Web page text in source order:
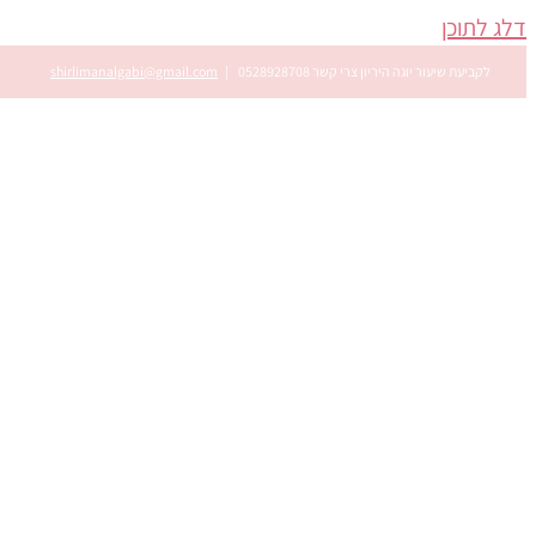
דלג לתוכן
לקביעת שיעור יוגה היריון צרי קשר 0528928708 |
shirlimanalgabi@gmail.com